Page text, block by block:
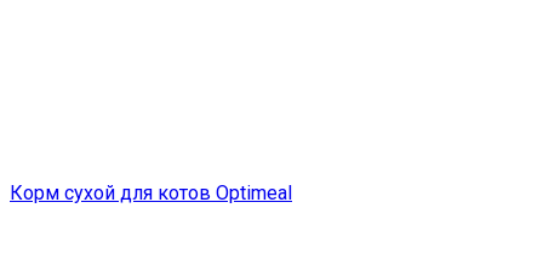
Корм сухой для котов Optimeal